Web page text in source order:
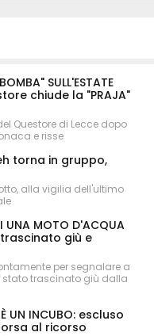
SULL'ESTATE
chiude la "PRAJA"
Questore di Lecce dopo
e risse
torna in gruppo,
alla vigilia dell'ultimo
UNA MOTO D'ACQUA
trascinato giù e
per segnalare a
stato trascinato giù dalla
È UN INCUBO: escluso
al ricorso